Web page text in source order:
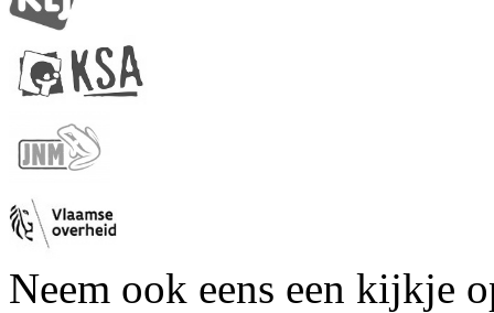
Neem ook eens een kijkje